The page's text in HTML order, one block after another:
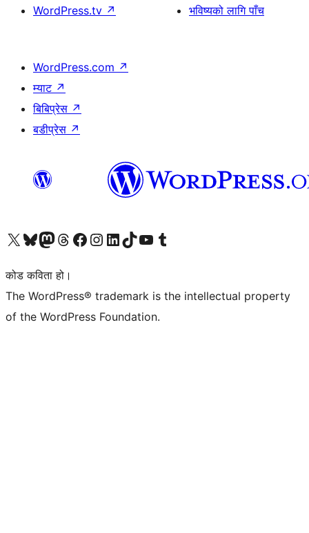
WordPress.tv ↗
भविष्यको लागि पाँच
WordPress.com ↗
म्याट ↗
बिबिप्रेस ↗
बडीप्रेस ↗
हाम्रो X (पहिले ट्विटर) खातामा जानुहोस्
हाम्रो Bluesky खाता भ्रमण गर्नुहोस्
हाम्रो म्यास्टोडन खाता भ्रमण गर्नुहोस्
हाम्रो थ्रेड्स खातामा जानुहोस्
हाम्रो फेसबुक पेजमा जानुहोस्
हाम्रो इन्स्टाग्राम खातामा जानुहोस्
हाम्रो लिङ्क्डइन खातामा जानुहोस्
हाम्रो TikTok खाता भ्रमण गर्नुहोस्
हाम्रो युट्युब च्यानलमा जानुहोस्
हाम्रो टम्बलर खाता भ्रमण गर्नुहोस्
कोड कविता हो।
The WordPress® trademark is the intellectual property
of the WordPress Foundation.